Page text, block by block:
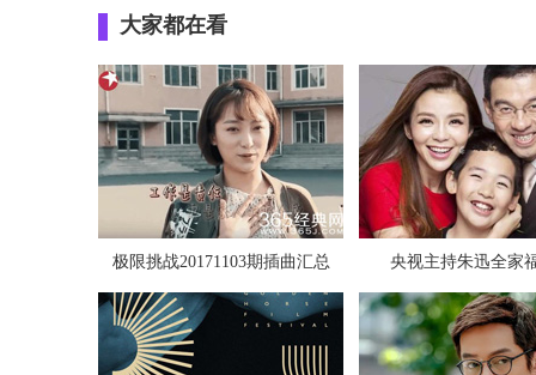
大家都在看
极限挑战20171103期插曲汇总 央视主持朱迅全家